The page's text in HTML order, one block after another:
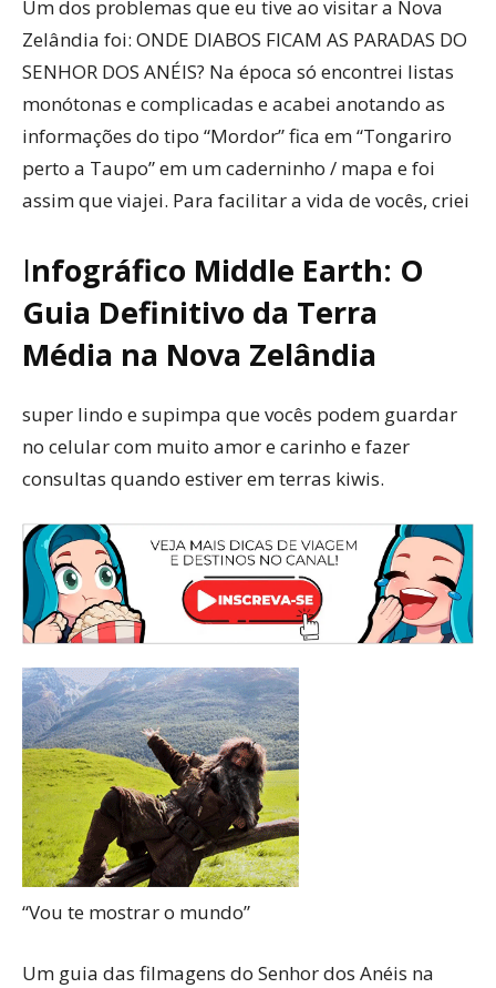
Um dos problemas que eu tive ao visitar a Nova
Zelândia foi: ONDE DIABOS FICAM AS PARADAS DO
SENHOR DOS ANÉIS? Na época só encontrei listas
monótonas e complicadas e acabei anotando as
informações do tipo “Mordor” fica em “Tongariro
perto a Taupo” em um caderninho / mapa e foi
assim que viajei. Para facilitar a vida de vocês, criei
Infográfico Middle Earth: O
Guia Definitivo da Terra
Média na Nova Zelândia
super lindo e supimpa que vocês podem guardar
no celular com muito amor e carinho e fazer
consultas quando estiver em terras kiwis.
“Vou te mostrar o mundo”
Um guia das filmagens do Senhor dos Anéis na